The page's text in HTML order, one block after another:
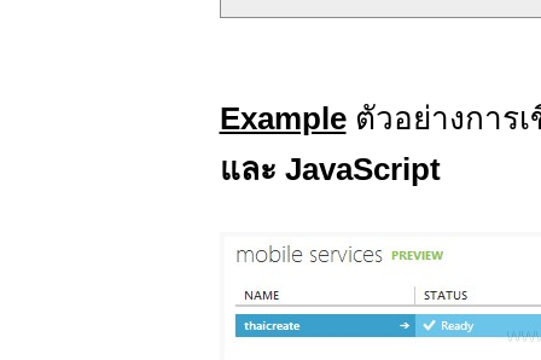
Exampleตัวอย่างการ
และ JavaScript